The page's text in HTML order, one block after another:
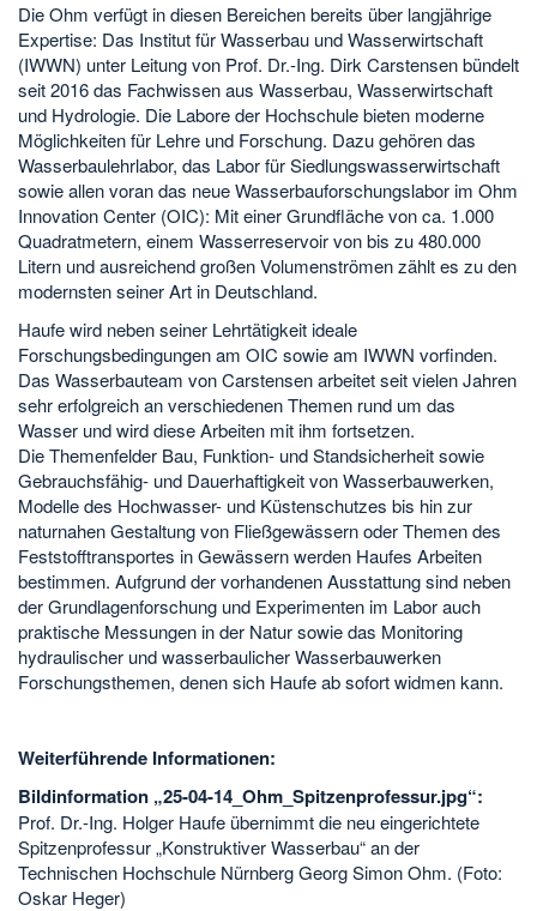
Die Ohm verfügt in diesen Bereichen bereits über langjährige
Expertise: Das Institut für Wasserbau und Wasserwirtschaft
(IWWN) unter Leitung von Prof. Dr.-Ing. Dirk Carstensen bündelt
seit 2016 das Fachwissen aus Wasserbau, Wasserwirtschaft
und Hydrologie. Die Labore der Hochschule bieten moderne
Möglichkeiten für Lehre und Forschung. Dazu gehören das
Wasserbaulehrlabor, das Labor für Siedlungswasserwirtschaft
sowie allen voran das neue Wasserbauforschungslabor im Ohm
Innovation Center (OIC): Mit einer Grundfläche von ca. 1.000
Quadratmetern, einem Wasserreservoir von bis zu 480.000
Litern und ausreichend großen Volumenströmen zählt es zu den
modernsten seiner Art in Deutschland.
Haufe wird neben seiner Lehrtätigkeit ideale
Forschungsbedingungen am OIC sowie am IWWN vorfinden.
Das Wasserbauteam von Carstensen arbeitet seit vielen Jahren
sehr erfolgreich an verschiedenen Themen rund um das
Wasser und wird diese Arbeiten mit ihm fortsetzen.
Die Themenfelder Bau, Funktion- und Standsicherheit sowie
Gebrauchsfähig- und Dauerhaftigkeit von Wasserbauwerken,
Modelle des Hochwasser- und Küstenschutzes bis hin zur
naturnahen Gestaltung von Fließgewässern oder Themen des
Feststofftransportes in Gewässern werden Haufes Arbeiten
bestimmen. Aufgrund der vorhandenen Ausstattung sind neben
der Grundlagenforschung und Experimenten im Labor auch
praktische Messungen in der Natur sowie das Monitoring
hydraulischer und wasserbaulicher Wasserbauwerken
Forschungsthemen, denen sich Haufe ab sofort widmen kann.
Weiterführende Informationen:
Bildinformation „25-04-14_Ohm_Spitzenprofessur.jpg“:
Prof. Dr.-Ing. Holger Haufe übernimmt die neu eingerichtete
Spitzenprofessur „Konstruktiver Wasserbau“ an der
Technischen Hochschule Nürnberg Georg Simon Ohm. (Foto:
Oskar Heger)